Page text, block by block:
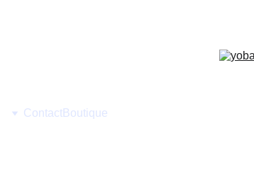
ContactBoutique